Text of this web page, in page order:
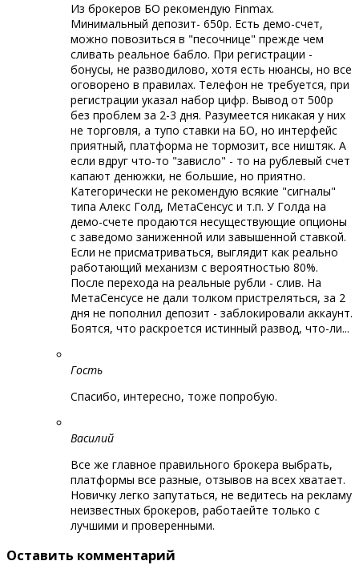
Из брокеров БО рекомендую Finmax.
Минимальный депозит- 650р. Есть демо-счет,
можно повозиться в "песочнице" прежде чем
сливать реальное бабло. При регистрации -
бонусы, не разводилово, хотя есть нюансы, но все
оговорено в правилах. Телефон не требуется, при
регистрации указал набор цифр. Вывод от 500р
без проблем за 2-3 дня. Разумеется никакая у них
не торговля, а тупо ставки на БО, но интерфейс
приятный, платформа не тормозит, все ништяк. А
если вдруг что-то "зависло" - то на рублевый счет
капают денюжки, не большие, но приятно.
Категорически не рекомендую всякие "сигналы"
типа Алекс Голд, МетаСенсус и т.п. У Голда на
демо-счете продаются несуществующие опционы
с заведомо заниженной или завышенной ставкой.
Если не присматриваться, выглядит как реально
работающий механизм с вероятностью 80%.
После перехода на реальные рубли - слив. На
МетаСенсусе не дали толком пристреляться, за 2
дня не пополнил депозит - заблокировали аккаунт.
Боятся, что раскроется истинный развод, что-ли...
Гость
Спасибо, интересно, тоже попробую.
Василий
Все же главное правильного брокера выбрать,
платформы все разные, отзывов на всех хватает.
Новичку легко запутаться, не ведитесь на рекламу
неизвестных брокеров, работаейте только с
лучшими и проверенными.
Оставить комментарий